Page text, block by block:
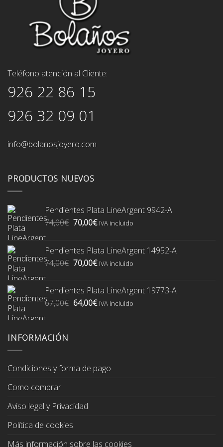
Teléfono atención al Cliente:
926 22 86 15
926 32 09 01
info@bolanosjoyero.com
PRODUCTOS NUEVOS
Pendientes Plata LineArgent 9942-A
74,00€ El
era:
74,00€.
70,00€El
es:
70,00€.
IVA incluido
Pendientes Plata LineArgent 14952-A
74,00€ El
era:
74,00€.
70,00€El
es:
70,00€.
IVA incluido
Pendientes Plata LineArgent 19773-A
67,00€ El
64,00€ElIVA incluido
INFORMACIÓN
Condiciones y forma de pago
Como comprar
Aviso legal y Privacidad
Política de cookies
Más información sobre las cookies